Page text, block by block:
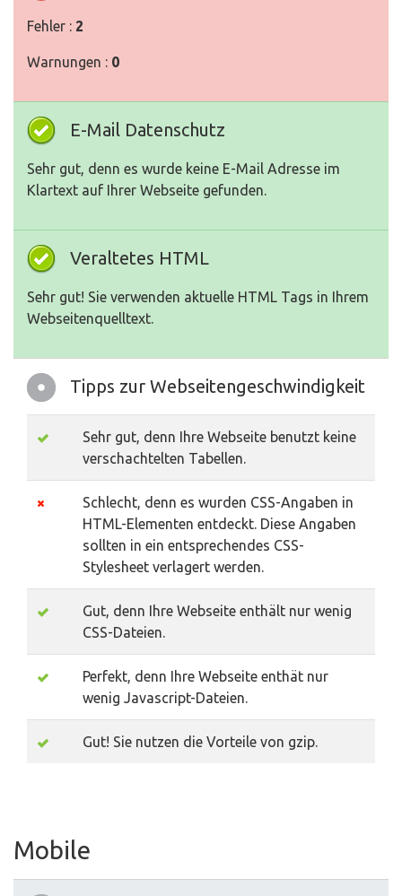
Fehler : 2
Warnungen : 0
E-Mail Datenschutz
Sehr gut, denn es wurde keine E-Mail Adresse im
Klartext auf Ihrer Webseite gefunden.
Veraltetes HTML
Sehr gut! Sie verwenden aktuelle HTML Tags in Ihrem
Webseitenquelltext.
Tipps zur Webseitengeschwindigkeit
Sehr gut, denn Ihre Webseite benutzt keine
verschachtelten Tabellen.
Schlecht, denn es wurden CSS-Angaben in
HTML-Elementen entdeckt. Diese Angaben
sollten in ein entsprechendes CSS-
Stylesheet verlagert werden.
Gut, denn Ihre Webseite enthält nur wenig
CSS-Dateien.
Perfekt, denn Ihre Webseite enthät nur
wenig Javascript-Dateien.
Gut! Sie nutzen die Vorteile von gzip.
Mobile